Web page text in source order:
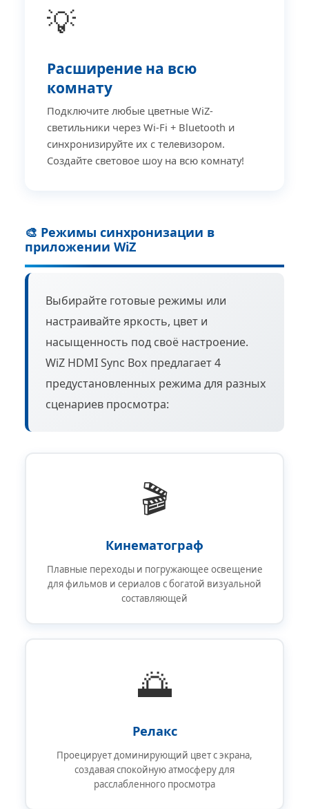
💡
Расширение на всю
комнату
Подключите любые цветные WiZ-
светильники через Wi-Fi + Bluetooth и
синхронизируйте их с телевизором.
Создайте световое шоу на всю комнату!
🎨 Режимы синхронизации в
приложении WiZ
Выбирайте готовые режимы или
настраивайте яркость, цвет и
насыщенность под своё настроение.
WiZ HDMI Sync Box предлагает 4
предустановленных режима для разных
сценариев просмотра:
🎬
Кинематограф
Плавные переходы и погружающее освещение
для фильмов и сериалов с богатой визуальной
составляющей
🌅
Релакс
Проецирует доминирующий цвет с экрана,
создавая спокойную атмосферу для
расслабленного просмотра